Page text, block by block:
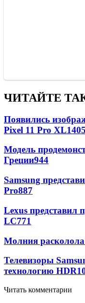
ЧИТАЙТЕ
Появились
Pixel 11 Pro XL1405
Модель
Греции944
Samsung
Pro887
Lexus представил
LC771
Молния
Телевизоры
технологию
Читать комментарии